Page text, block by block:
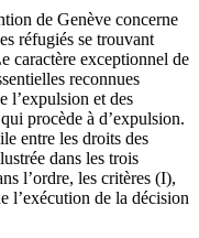
de Genève concerne
réfugiés se trouvant
caractère exceptionnel de
reconnues
l’expulsion et des
procède à d’expulsion.
entre les droits des
dans les trois
l’ordre, les critères (I),
l’exécution de la décision